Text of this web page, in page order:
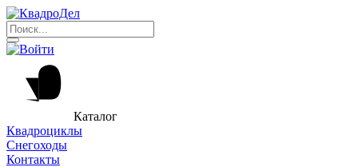
Каталог
Квадроциклы
Снегоходы
Контакты